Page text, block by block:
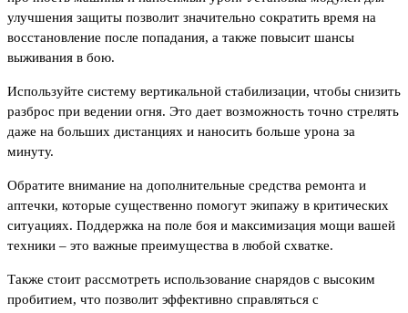
улучшения защиты позволит значительно сократить время на
восстановление после попадания, а также повысит шансы
выживания в бою.
Используйте систему вертикальной стабилизации, чтобы снизить
разброс при ведении огня. Это дает возможность точно стрелять
даже на больших дистанциях и наносить больше урона за
минуту.
Обратите внимание на дополнительные средства ремонта и
аптечки, которые существенно помогут экипажу в критических
ситуациях. Поддержка на поле боя и максимизация мощи вашей
техники – это важные преимущества в любой схватке.
Также стоит рассмотреть использование снарядов с высоким
пробитием, что позволит эффективно справляться с